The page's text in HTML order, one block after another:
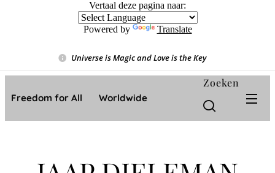
Vertaal deze pagina naar:
Powered by Translate
Universe is Magic and Love is the Key❤️
Freedom for All ❤️ Worldwide
Zoeken